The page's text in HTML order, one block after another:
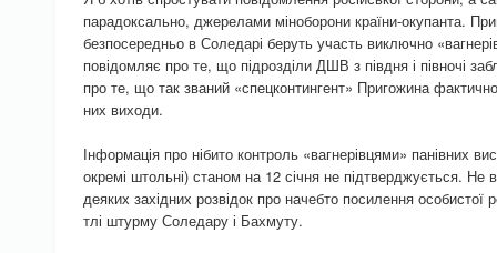
парадоксально, джерелами міноборони країни-окупанта.
безпосередньо в Соледарі беруть участь виключно
повідомляє про те, що підрозділи ДШВ з півдня і півночі
про те, що так званий «спецконтингент» Пригожина
них виходи.
Інформація про нібито контроль «вагнерівцями» панівних
окремі штольні) станом на 12 січня не підтверджується. Не
деяких західних розвідок про начебто посилення
тлі штурму Соледару і Бахмуту.